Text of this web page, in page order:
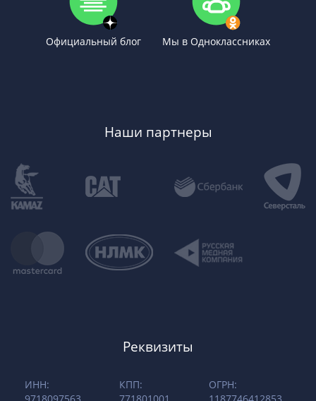
Официальный блог Мы в Одноклассниках
Наши партнеры
Реквизиты
ИНН:
КПП:
ОГРН: